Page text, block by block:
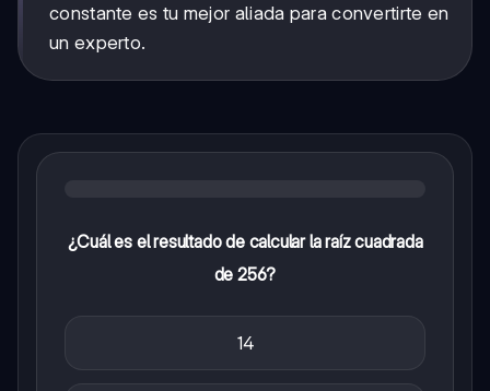
constante es tu mejor aliada para convertirte en
un experto.
¿Cuál es el resultado de calcular la raíz cuadrada
de 256?
14